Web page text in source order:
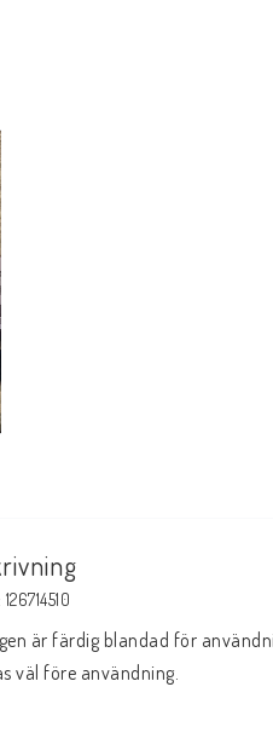
är färdig blandad för
väl före användning.